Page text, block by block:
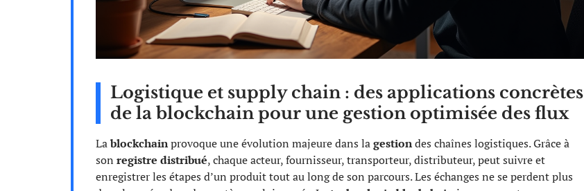
Logistique et supply chain : des applications concrètes
de la blockchain pour une gestion optimisée des flux
Lablockchainprovoque une évolution majeure dans lagestiondes chaînes logistiques. Grâce à
son registre distribué, chaque acteur, fournisseur, transporteur, distributeur, peut suivre et
enregistrer les étapes d’un produit tout au long de son parcours. Les échanges ne se perdent plus